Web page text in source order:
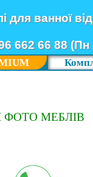
для ванної
662 66 88 (Пн
ФОТО МЕБЛІВ